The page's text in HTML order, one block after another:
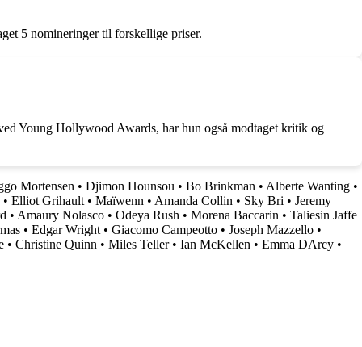
5 nomineringer til forskellige priser.
Young Hollywood Awards, har hun også modtaget kritik og
Mortensen • Djimon Hounsou • Bo Brinkman • Alberte Wanting •
• Elliot Grihault• Maïwenn • Amanda Collin • Sky Bri • Jeremy
• Amaury Nolasco • Odeya Rush • Morena Baccarin • Taliesin Jaffe
• Edgar Wright• Giacomo Campeotto • Joseph Mazzello •
• Christine Quinn • Miles Teller• Ian McKellen • Emma DArcy •